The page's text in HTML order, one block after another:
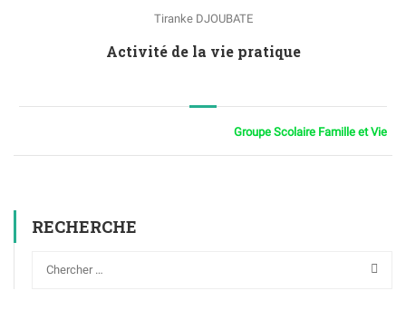
Tiranke DJOUBATE
Activité de la vie pratique
Groupe Scolaire Famille et Vie
RECHERCHE